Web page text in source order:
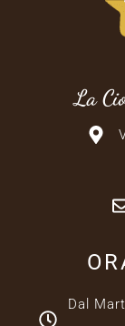
La
Dal